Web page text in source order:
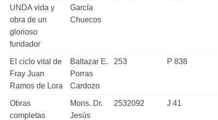
UNDA vida y
obra de un
glorioso
fundador
García
Chuecos
El ciclo vital de
Fray Juan
Ramos de Lora
Baltazar E.
Porras
Cardozo
253 P 838
Obras
completas
Mons. Dr.
Jesús
2532092 J 41